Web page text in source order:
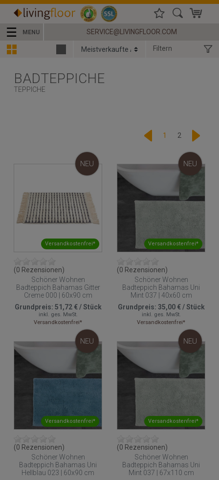
☰ MENU SERVICE@LIVINGFLOOR.COM
Filtern
BADTEPPICHE
TEPPICHE
1 2
Versandkostenfrei*
NEU
(0 Rezensionen)
Schöner Wohnen
Badteppich Bahamas Gitter
Creme 000 | 60x90 cm
Grundpreis: 51,72 €/Stück
inkl. ges. MwSt.
Versandkostenfrei*
Versandkostenfrei*
NEU
(0 Rezensionen)
Schöner Wohnen
Badteppich Bahamas Uni
Mint 037 | 40x60 cm
Grundpreis: 35,00 €/Stück
inkl. ges. MwSt.
Versandkostenfrei*
Versandkostenfrei*
NEU
(0 Rezensionen)
Schöner Wohnen
Badteppich Bahamas Uni
Hellblau 023 | 60x90 cm
Versandkostenfrei*
NEU
(0 Rezensionen)
Schöner Wohnen
Badteppich Bahamas Uni
Mint 037 | 67x110 cm